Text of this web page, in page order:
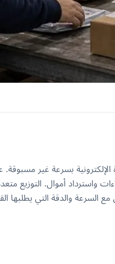
الإلكترونية بسرعة غير
واسترداد أموال. التوزيع
السرعة والدقة التي يطلبها